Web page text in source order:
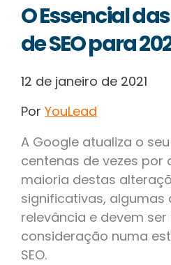
O Essencial
de SEO para
12 de janeiro de 2021
Por YouLead
A Google atualiza o
centenas de vezes por
maioria destas
significativas, algumas
relevância e devem
consideração numa
SEO.